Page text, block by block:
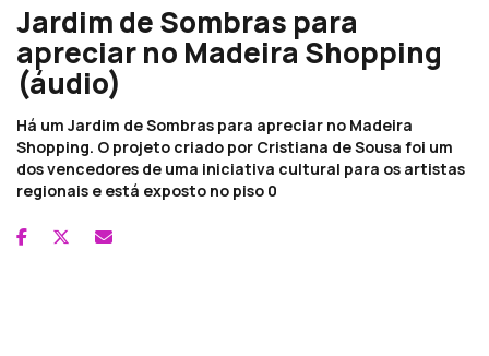
Jardim de Sombras para
apreciar no Madeira Shopping
(áudio)
Há um Jardim de Sombras para apreciar no Madeira
Shopping. O projeto criado por Cristiana de Sousa foi um
dos vencedores de uma iniciativa cultural para os artistas
regionais e está exposto no piso 0